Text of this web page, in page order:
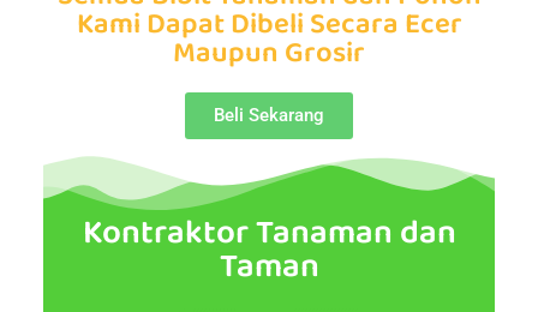
Kami Dapat Dibeli Secara Ecer
Maupun Grosir
Beli Sekarang
Kontraktor Tanaman dan
Taman